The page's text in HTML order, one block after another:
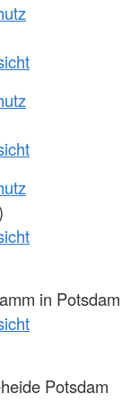
in Potsdam
Potsdam